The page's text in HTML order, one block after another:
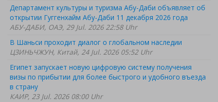
Департамент культуры и туризма Абу-Даби объявляет об
открытии Гуггенхайм Абу-Даби 11 декабря 2026 года
АБУ-ДАБИ, ОАЭ, 29 Jul. 2026 22:58 Uhr
В Шаньси проходит диалог о глобальном наследии
ЦЗИНЬЧЖУН, Китай, 24 Jul. 2026 05:52 Uhr
Египет запускает новую цифровую систему получения
визы по прибытии для более быстрого и удобного въезда
в страну
КАИР, 23 Jul. 2026 08:00 Uhr